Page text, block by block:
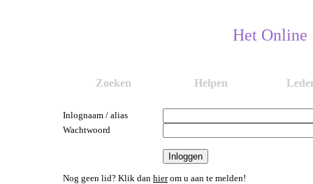
Het Online
Zoeken Helpen
Inlognaam / alias
Wachtwoord
Nog geen lid? Klik dan hierom u aan te melden!